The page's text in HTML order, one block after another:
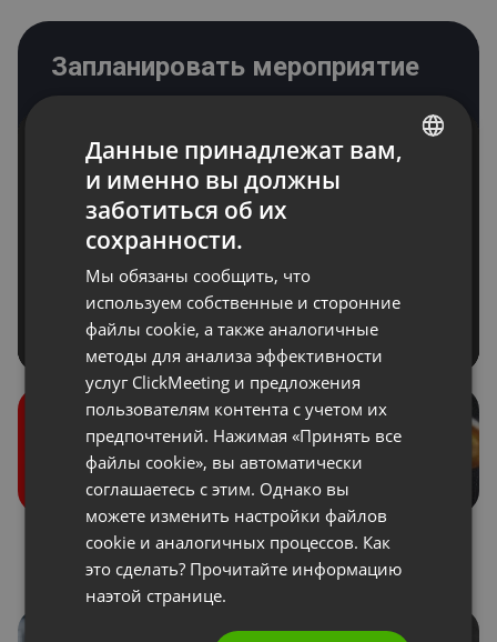
Запланировать мероприятие
Роли во время
мероприятия
Донаты
POLISH
RUSSIAN
PORTUGUESE
ITALIAN
Данные принадлежат вам,
и именно вы должны
заботиться об их
сохранности.
Мы обязаны сообщить, что
используем собственные и сторонние
файлы cookie, а также аналогичные
методы для анализа эффективности
услуг ClickMeeting и предложения
пользователям контента с учетом их
предпочтений. Нажимая «Принять все
файлы cookie», вы автоматически
соглашаетесь с этим. Однако вы
можете изменить настройки файлов
cookie и аналогичных процессов. Как
это сделать? Прочитайте информацию
наэтой странице.